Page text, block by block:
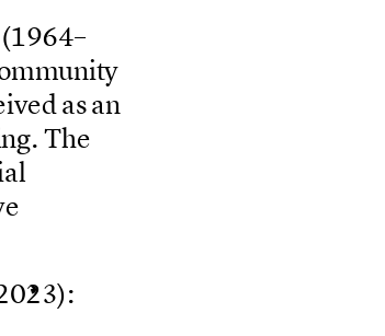
(1964–
mmunity
ivedasan
ng.The
al
e
023):